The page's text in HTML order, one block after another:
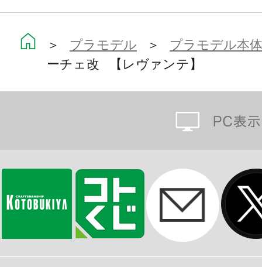
■大腿部オプションジョイント×2
■ビークルモード保持パーツ×1セット
■インターセプトモード保持パーツ
■戦術双剣マウントパーツ×2
※画像は試作品です。実際の商品と
ます。また撮影用に塗装されており
※本製品はお客様ご自身で組み立て
＞ プラモデル ＞ プラモデル本体
ーチェ改 【レヴァンテ】